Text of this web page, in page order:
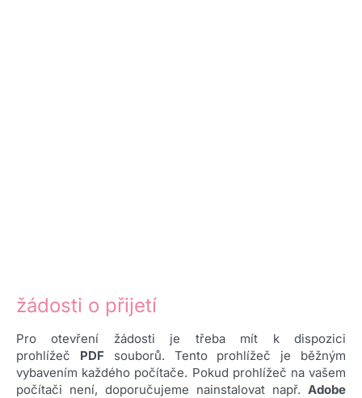
žádosti o přijetí
Pro otevření žádosti je třeba mít k dispozici
prohlížeč PDFsouborů. Tento prohlížeč je běžným
vybavením každého počítače. Pokud prohlížeč na vašem
počítači není, doporučujeme nainstalovat např. Adobe